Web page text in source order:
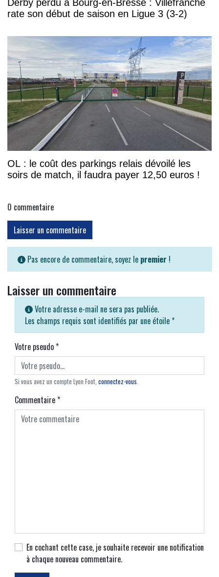
Derby perdu à Bourg-en-Bresse : Villefranche
rate son début de saison en Ligue 3 (3-2)
OL : le coût des parkings relais dévoilé les
soirs de match, il faudra payer 12,50 euros !
0 commentaire
Laisser un commentaire
Pas encore de commentaire, soyez le premier !
Laisser un commentaire
Votre adresse e-mail ne sera pas publiée.
Les champs requis sont identifiés par une étoile *
Votre pseudo*
Si vous avez un compte Lyon Foot, connectez-vous.
Commentaire*
En cochant cette case, je souhaite recevoir une notification
à chaque nouveau commentaire.